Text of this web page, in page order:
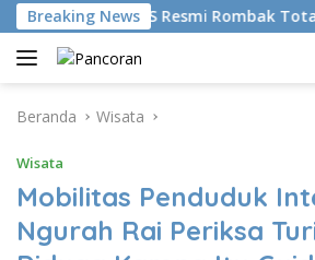
Langsung
ke
konten
Breaking News
AI, BRMS Resmi Rombak Total
Beranda Wisata
Wisata
Mobilitas Penduduk
Ngurah Rai Periksa